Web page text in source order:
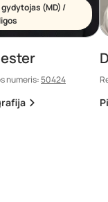
(MD) /
numeris:50424